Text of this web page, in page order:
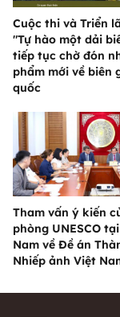
Cuộc thi và Triển
"Tự hào một dải
tiếp tục chờ đón
phẩm mới về biên
quốc
Tham vấn ý kiến
phòng UNESCO
Nam về Đề án
Nhiếp ảnh Việt